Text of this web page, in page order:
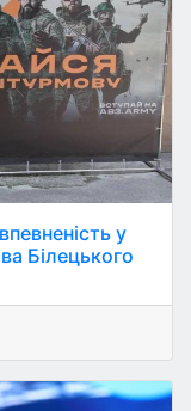
у
Білецького